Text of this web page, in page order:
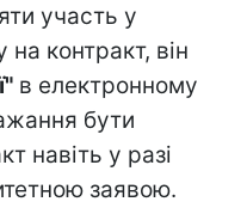
участь у
контракт, він
в електронному
бути
навіть у разі
заявою.